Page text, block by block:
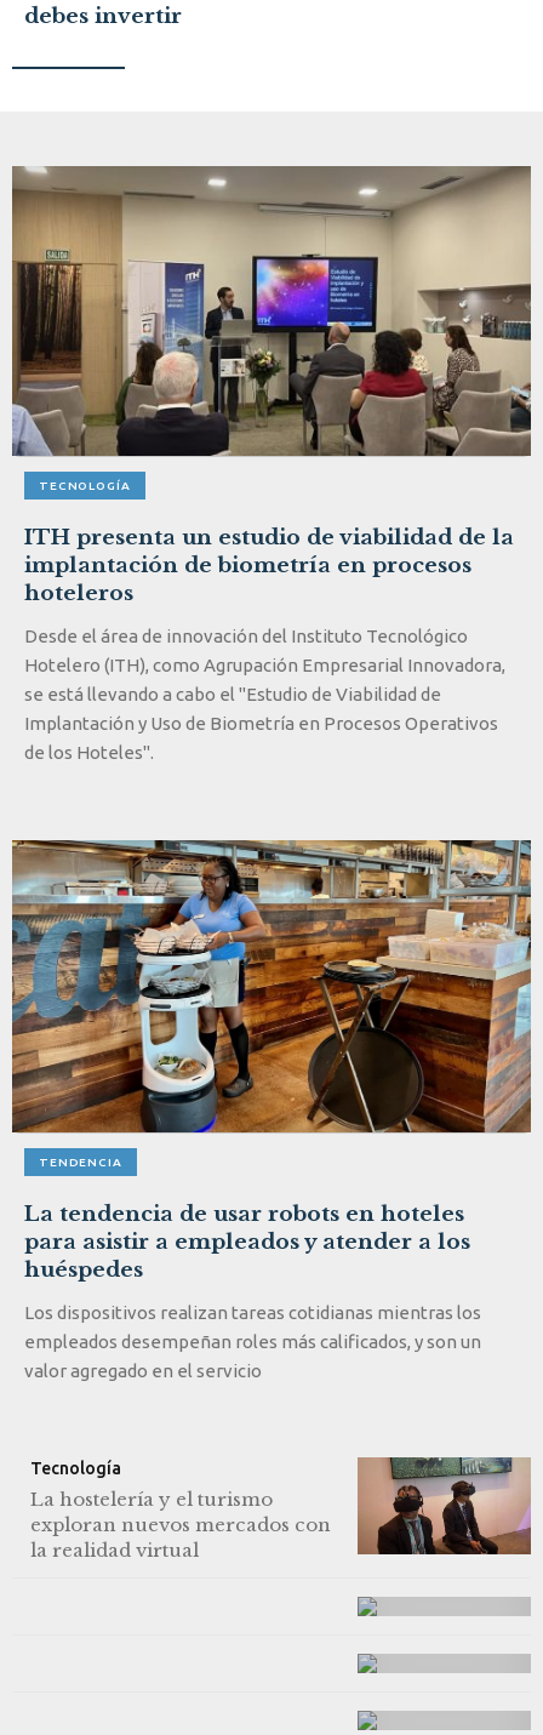
debes invertir
TECNOLOGÍA
ITH presenta un estudio de viabilidad de la
implantación de biometría en procesos
hoteleros
Desde el área de innovación del Instituto Tecnológico
Hotelero (ITH), como Agrupación Empresarial Innovadora,
se está llevando a cabo el "Estudio de Viabilidad de
Implantación y Uso de Biometría en Procesos Operativos
de los Hoteles".
TENDENCIA
La tendencia de usar robots en hoteles
para asistir a empleados y atender a los
huéspedes
Los dispositivos realizan tareas cotidianas mientras los
empleados desempeñan roles más calificados, y son un
valor agregado en el servicio
Tecnología
La hostelería y el turismo
exploran nuevos mercados con
la realidad virtual